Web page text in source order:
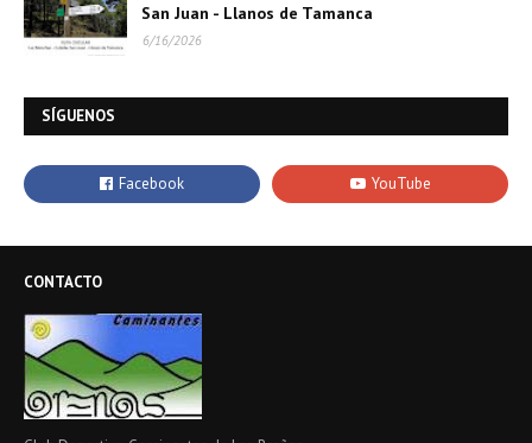
San Juan - Llanos de Tamanca
6/16/2026
SÍGUENOS
CONTACTO